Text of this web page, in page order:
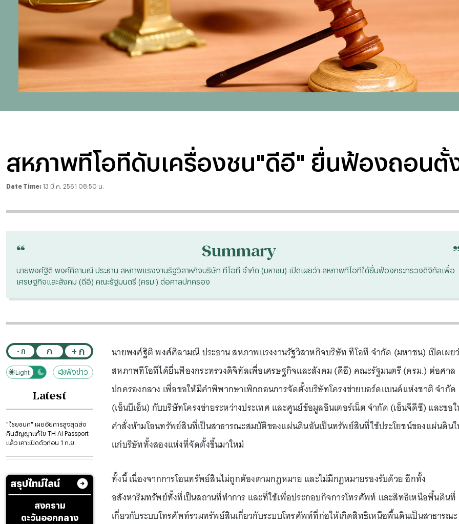
สหภาพทีโอทีดับเครื่องชน"ดีอี" ยื่นฟ้องถอนตั้
Date Time: 13 มี.ค. 2561 08:50 น.
“ Summary
นายพงศ์ฐิติ พงศ์ศิลามณี ประธาน สหภาพแรงงานรัฐวิสาหกิจบริษัท ทีโอที จำกัด (มหาชน) เปิดเผยว่า สหภาพทีโอทีได้ยื่นฟ้องกระทรวงดิจิทัลเพื่อ
เศรษฐกิจและสังคม (ดีอี) คณะรัฐมนตรี (ครม.) ต่อศาลปกครอง
- ก ก + ก
Dark
Light ฟังข่าว
Latest
"ไชยชนก" เผยอัยการสูงสุดส่ง
คืนสัญญาแก้ไข TH AI Passport
แล้ว เคาะเปิดตัวก่อน 1 ก.ย.
สรุปไทม์ไลน์
สงคราม
ตะวันออกกลาง
นายพงศ์ฐิติ พงศ์ศิลามณี ประธาน สหภาพแรงงานรัฐวิสาหกิจบริษัท ทีโอที จำกัด (มหาชน) เปิดเผย
สหภาพทีโอทีได้ยื่นฟ้องกระทรวงดิจิทัลเพื่อเศรษฐกิจและสังคม (ดีอี) คณะรัฐมนตรี (ครม.) ต่อศาล
ปกครองกลาง เพื่อขอให้มีคำพิพากษาเพิกถอนการจัดตั้งบริษัทโครงข่ายบอร์ดแบนด์แห่งชาติ จำกัด
(เอ็นบีเอ็น) กับบริษัทโครงข่ายระหว่างประเทศ และศูนย์ข้อมูลอินเตอร์เน็ต จำกัด (เอ็นจีดีซี) และขอ
คำสั่งห้ามโอนทรัพย์สินที่เป็นสาธารณะสมบัติของแผ่นดินอันเป็นทรัพย์สินที่ใช้ประโยชน์ของแผ่นดิน
แก่บริษัททั้งสองแห่งที่จัดตั้งขึ้นมาใหม่
ทั้งนี้ เนื่องจากการโอนทรัพย์สินไม่ถูกต้องตามกฎหมาย และไม่มีกฎหมายรองรับด้วย อีกทั้ง
อสังหาริมทรัพย์ทั้งที่เป็นสถานที่ทำการ และที่ใช้เพื่อประกอบกิจการโทรศัพท์ และสิทธิเหนือพื้นดินที่
เกี่ยวกับระบบโทรศัพท์รวมทรัพย์สินเกี่ยวกับระบบโทรศัพท์ที่ก่อให้เกิดสิทธิเหนือพื้นดินเป็นสาธารณะ